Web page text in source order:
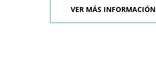
VER MÁS INFORMACIÓN